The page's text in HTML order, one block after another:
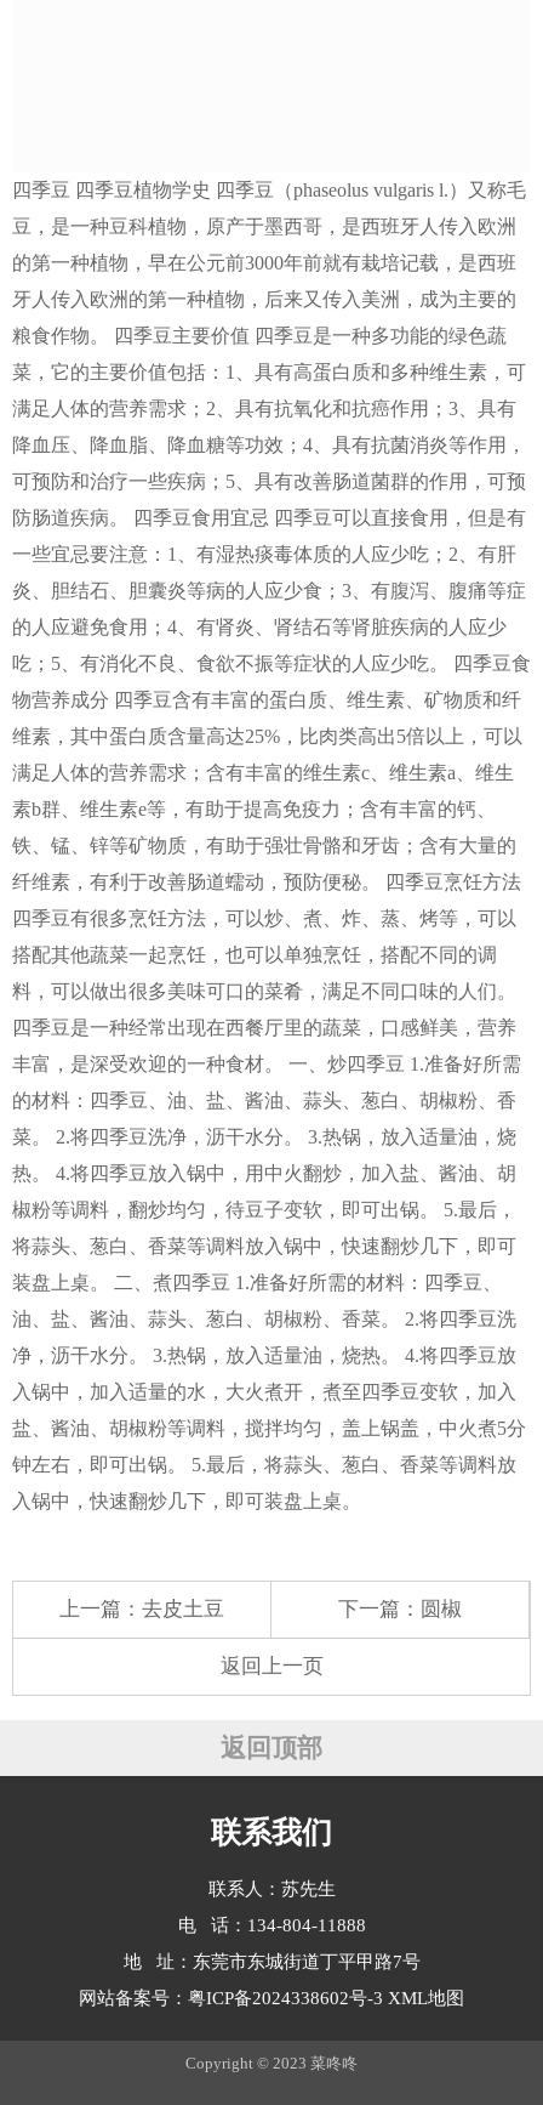
四季豆 四季豆植物学史 四季豆（phaseolus vulgaris l.）又称毛
豆，是一种豆科植物，原产于墨西哥，是西班牙人传入欧洲
的第一种植物，早在公元前3000年前就有栽培记载，是西班
牙人传入欧洲的第一种植物，后来又传入美洲，成为主要的
粮食作物。 四季豆主要价值 四季豆是一种多功能的绿色蔬
菜，它的主要价值包括：1、具有高蛋白质和多种维生素，可
满足人体的营养需求；2、具有抗氧化和抗癌作用；3、具有
降血压、降血脂、降血糖等功效；4、具有抗菌消炎等作用，
可预防和治疗一些疾病；5、具有改善肠道菌群的作用，可预
防肠道疾病。 四季豆食用宜忌 四季豆可以直接食用，但是有
一些宜忌要注意：1、有湿热痰毒体质的人应少吃；2、有肝
炎、胆结石、胆囊炎等病的人应少食；3、有腹泻、腹痛等症
的人应避免食用；4、有肾炎、肾结石等肾脏疾病的人应少
吃；5、有消化不良、食欲不振等症状的人应少吃。 四季豆食
物营养成分 四季豆含有丰富的蛋白质、维生素、矿物质和纤
维素，其中蛋白质含量高达25%，比肉类高出5倍以上，可以
满足人体的营养需求；含有丰富的维生素c、维生素a、维生
素b群、维生素e等，有助于提高免疫力；含有丰富的钙、
铁、锰、锌等矿物质，有助于强壮骨骼和牙齿；含有大量的
纤维素，有利于改善肠道蠕动，预防便秘。 四季豆烹饪方法
四季豆有很多烹饪方法，可以炒、煮、炸、蒸、烤等，可以
搭配其他蔬菜一起烹饪，也可以单独烹饪，搭配不同的调
料，可以做出很多美味可口的菜肴，满足不同口味的人们。
四季豆是一种经常出现在西餐厅里的蔬菜，口感鲜美，营养
丰富，是深受欢迎的一种食材。 一、炒四季豆 1.准备好所需
的材料：四季豆、油、盐、酱油、蒜头、葱白、胡椒粉、香
菜。 2.将四季豆洗净，沥干水分。 3.热锅，放入适量油，烧
热。 4.将四季豆放入锅中，用中火翻炒，加入盐、酱油、胡
椒粉等调料，翻炒均匀，待豆子变软，即可出锅。 5.最后，
将蒜头、葱白、香菜等调料放入锅中，快速翻炒几下，即可
装盘上桌。 二、煮四季豆 1.准备好所需的材料：四季豆、
油、盐、酱油、蒜头、葱白、胡椒粉、香菜。 2.将四季豆洗
净，沥干水分。 3.热锅，放入适量油，烧热。 4.将四季豆放
入锅中，加入适量的水，大火煮开，煮至四季豆变软，加入
盐、酱油、胡椒粉等调料，搅拌均匀，盖上锅盖，中火煮5分
钟左右，即可出锅。 5.最后，将蒜头、葱白、香菜等调料放
入锅中，快速翻炒几下，即可装盘上桌。
上一篇： 去皮土豆 下一篇： 圆椒
返回上一页
返回顶部
联系我们
联系人：苏先生
电 话：134-804-11888
地 址：东莞市东城街道丁平甲路7号
网站备案号： 粤ICP备2024338602号-3 XML地图
Copyright © 2023 菜咚咚